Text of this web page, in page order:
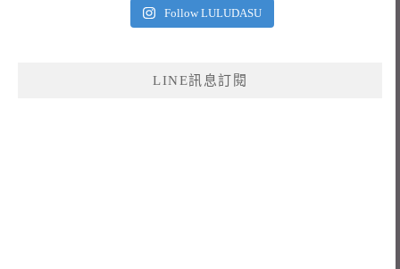
Follow LULUDASU
LINE訊息訂閱